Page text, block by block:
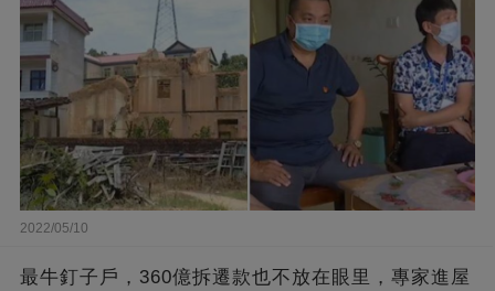
2022/05/10
最牛釘子戶，360億拆遷款也不放在眼里，專家進屋